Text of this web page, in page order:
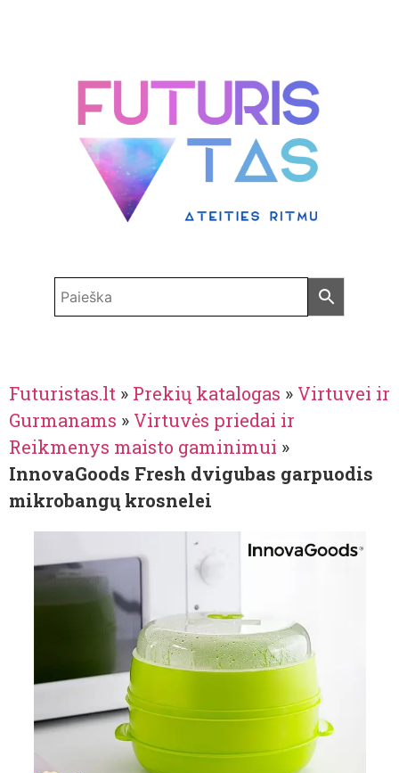
Futuristas.lt » Prekių katalogas » Virtuvei ir
Gurmanams » Virtuvės priedai ir
Reikmenys maisto gaminimui »
InnovaGoods Fresh dvigubas garpuodis
mikrobangų krosnelei